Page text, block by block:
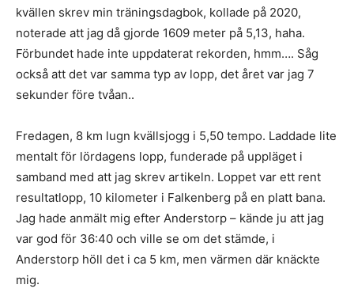
kvällen skrev min träningsdagbok, kollade på 2020,
noterade att jag då gjorde 1609 meter på 5,13, haha.
Förbundet hade inte uppdaterat rekorden, hmm…. Såg
också att det var samma typ av lopp, det året var jag 7
sekunder före tvåan..
Fredagen, 8 km lugn kvällsjogg i 5,50 tempo. Laddade lite
mentalt för lördagens lopp, funderade på uppläget i
samband med att jag skrev artikeln. Loppet var ett rent
resultatlopp, 10 kilometer i Falkenberg på en platt bana.
Jag hade anmält mig efter Anderstorp – kände ju att jag
var god för 36:40 och ville se om det stämde, i
Anderstorp höll det i ca 5 km, men värmen där knäckte
mig.